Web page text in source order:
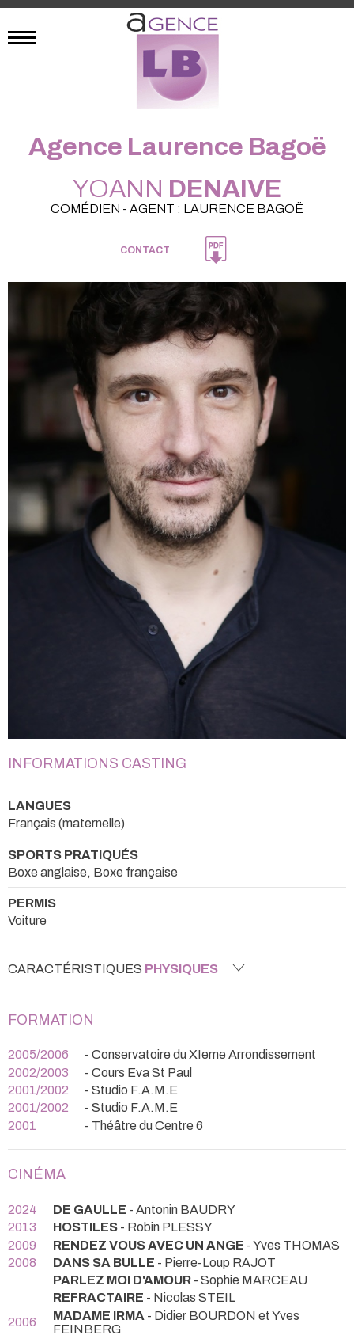
Agence Laurence Bagoë
YOANN DENAIVE
COMÉDIEN - AGENT : LAURENCE BAGOË
CONTACT
INFORMATIONS CASTING
LANGUES
Français (maternelle)
SPORTS PRATIQUÉS
Boxe anglaise, Boxe française
PERMIS
Voiture
CARACTÉRISTIQUES PHYSIQUES
FORMATION
2005/2006
- Conservatoire du XIeme Arrondissement
2002/2003
- Cours Eva St Paul
2001/2002
- Studio F.A.M.E
2001/2002
- Studio F.A.M.E
2001
- Théâtre du Centre 6
CINÉMA
2024 DE GAULLE - Antonin BAUDRY
2013
HOSTILES - Robin PLESSY
2009
RENDEZ VOUS AVEC UN ANGE - Yves THOMAS
2008
DANS SA BULLE - Pierre-Loup RAJOT
PARLEZ MOI D'AMOUR - Sophie MARCEAU
REFRACTAIRE - Nicolas STEIL
2006
MADAME IRMA - Didier BOURDON et Yves
FEINBERG